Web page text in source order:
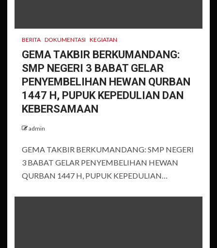
BERITA DOKUMENTASI KEGIATAN
GEMA TAKBIR BERKUMANDANG:
SMP NEGERI 3 BABAT GELAR
PENYEMBELIHAN HEWAN QURBAN
1447 H, PUPUK KEPEDULIAN DAN
KEBERSAMAAN
admin
GEMA TAKBIR BERKUMANDANG: SMP NEGERI
3 BABAT GELAR PENYEMBELIHAN HEWAN
QURBAN 1447 H, PUPUK KEPEDULIAN…